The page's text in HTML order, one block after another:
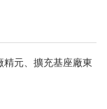
元、擴充基座廠東